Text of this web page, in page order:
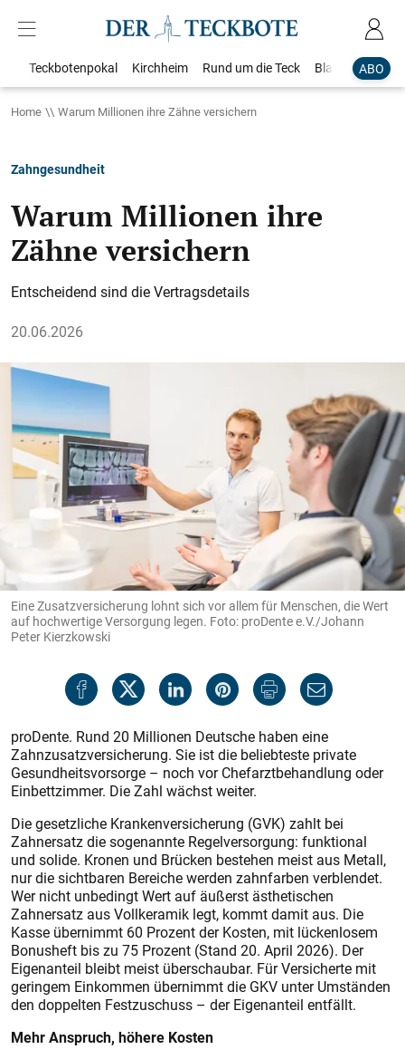
ABO
Teckbotenpokal Kirchheim Rund um die Teck Blaulicht
Home Warum Millionen ihre Zähne versichern
Zahngesundheit
Warum Millionen ihre
Zähne versichern
Entscheidend sind die Vertragsdetails
20.06.2026
Eine Zusatzversicherung lohnt sich vor allem für Menschen, die Wert
auf hochwertige Versorgung legen. Foto: proDente e.V./Johann
Peter Kierzkowski
proDente. Rund 20 Millionen Deutsche haben eine
Zahnzusatzversicherung. Sie ist die beliebteste private
Gesundheitsvorsorge – noch vor Chefarztbehandlung oder
Einbettzimmer. Die Zahl wächst weiter.
Die gesetzliche Krankenversicherung (GVK) zahlt bei
Zahnersatz die sogenannte Regelversorgung: funktional
und solide. Kronen und Brücken bestehen meist aus Metall,
nur die sichtbaren Bereiche werden zahnfarben verblendet.
Wer nicht unbedingt Wert auf äußerst ästhetischen
Zahnersatz aus Vollkeramik legt, kommt damit aus. Die
Kasse übernimmt 60 Prozent der Kosten, mit lückenlosem
Bonusheft bis zu 75 Prozent (Stand 20. April 2026). Der
Eigenanteil bleibt meist überschaubar. Für Versicherte mit
geringem Einkommen übernimmt die GKV unter Umständen
den doppelten Festzuschuss – der Eigenanteil entfällt.
Mehr Anspruch, höhere Kosten